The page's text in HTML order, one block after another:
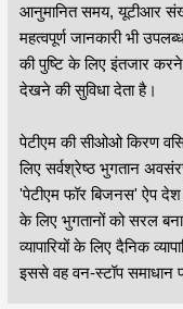
आनुमानित समय, यूटीआर
महत्वपूर्ण जानकारी भी
की पुष्टि के लिए इंतजार
देखने की सुविधा देता है।
पेटीएम की सीओओ किरण
लिए सर्वश्रेष्ठ भुगतान
'पेटीएम फॉर बिजनस' ऐप देश
के लिए भुगतानों को सरल
व्यापारियों के लिए दैनिक
इससे वह वन-स्टॉप समाधान